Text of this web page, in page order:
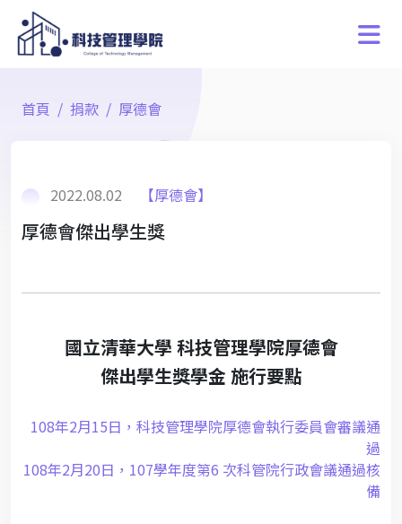
首頁 捐款 厚德會
2022.08.02 【厚德會】
厚德會傑出學生獎
國立清華大學 科技管理學院厚德會
傑出學生獎學金 施行要點
108年2月15日，科技管理學院厚德會執行委員會審議通
過
108年2月20日，107學年度第6 次科管院行政會議通過核
備